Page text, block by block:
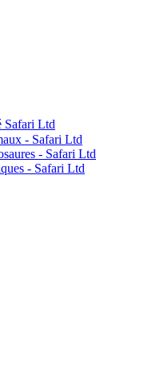
Safari Ltd
- Safari Ltd
- Safari Ltd
- Safari Ltd